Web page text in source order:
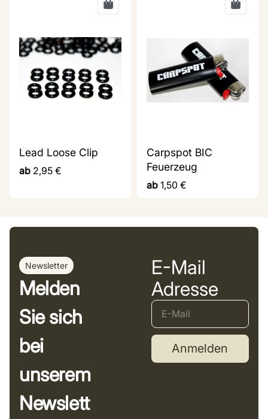
Lead Loose Clip
ab 2,95 €
Carpspot BIC
Feuerzeug
ab 1,50 €
Newsletter
Melden
Sie sich
bei
unserem
Newslett
E-Mail
Adresse
Anmelden